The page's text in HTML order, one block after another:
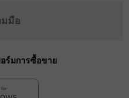
มมือ
ร์มการซื้อขาย